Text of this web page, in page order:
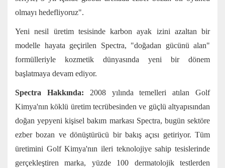
olmayı hedefliyoruz".
Yeni nesil üretim tesisinde karbon ayak izini azaltan bir
modelle hayata geçirilen Spectra, "doğadan gücünü alan"
formülleriyle kozmetik dünyasında yeni bir dönem
başlatmaya devam ediyor.
Spectra Hakkında: 2008 yılında temelleri atılan Golf
Kimya'nın köklü üretim tecrübesinden ve güçlü altyapısından
doğan yepyeni kişisel bakım markası Spectra, bugün sektöre
ezber bozan ve dönüştürücü bir bakış açısı getiriyor. Tüm
üretimini Golf Kimya'nın ileri teknolojiye sahip tesislerinde
gerçekleştiren marka, yüzde 100 dermatolojik testlerden